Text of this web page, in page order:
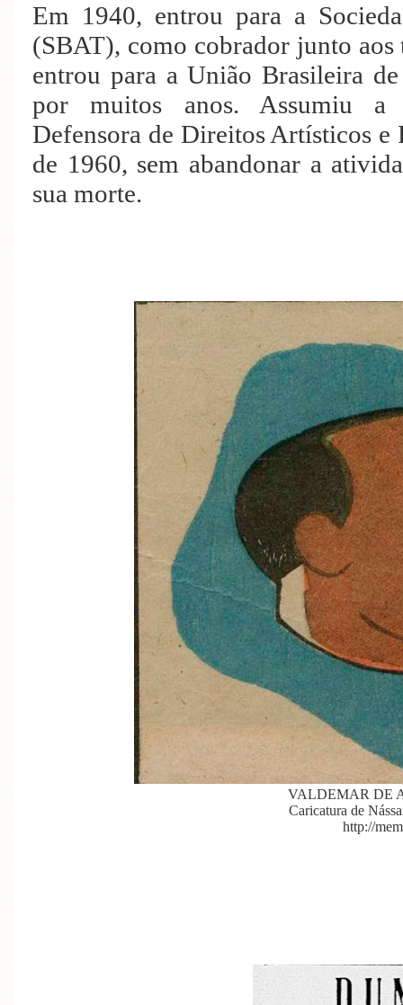
Em 1940, entrou para a
(SBAT), como cobrador junto aos
entrou para a União Brasileira
por muitos anos. Assumiu a
Defensora de Direitos Artísticos
de 1960, sem abandonar a
sua morte.
VALDEMAR DE
Caricatura de
http://